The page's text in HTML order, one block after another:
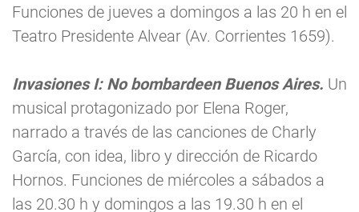
Funciones de jueves a domingos a las 20 h en el
Teatro Presidente Alvear (Av. Corrientes 1659).
Invasiones I: No bombardeen Buenos Aires. Un
musical protagonizado por Elena Roger,
narrado a través de las canciones de Charly
García, con idea, libro y dirección de Ricardo
Hornos. Funciones de miércoles a sábados a
las 20.30 h y domingos a las 19.30 h en el